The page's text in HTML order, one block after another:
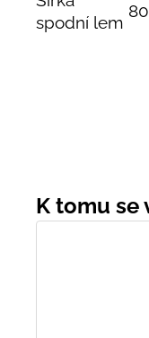
spodní lem
80